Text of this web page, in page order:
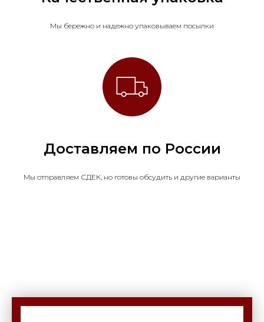
Мы бережно и надежно упаковываем посылки
Доставляем по России
Мы отправляем СДЕК, но готовы обсудить и другие варианты